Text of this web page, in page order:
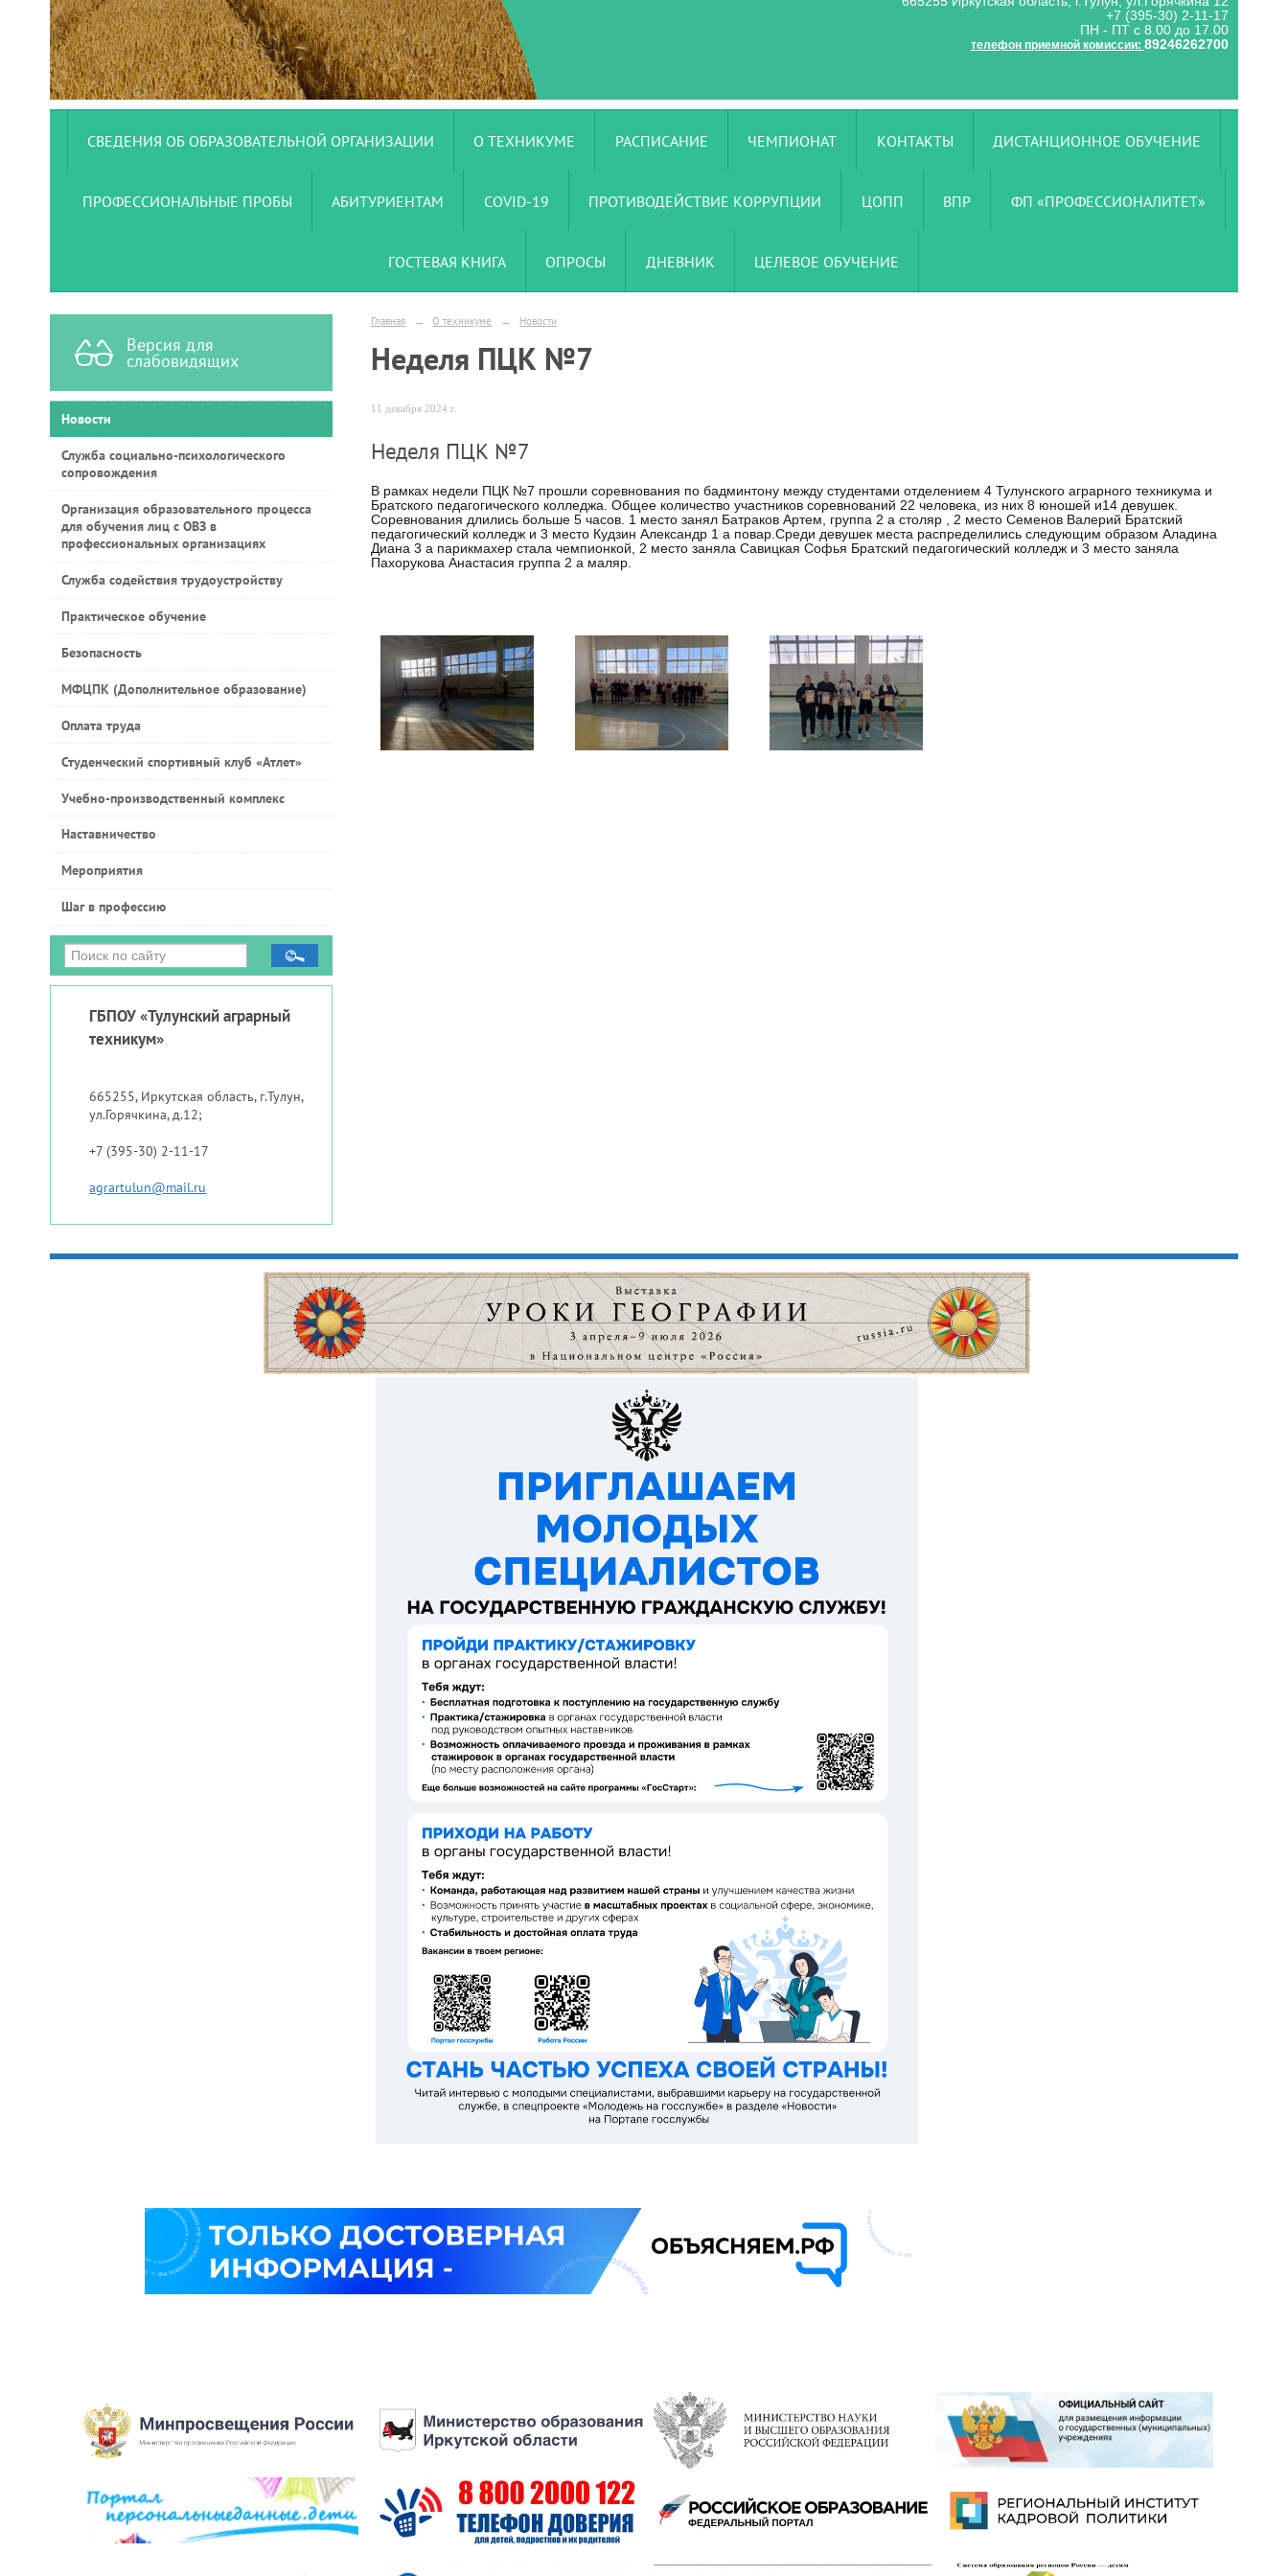
+7 (395-30) 2-11-17
ПН - ПТ с 8.00 до 17.00
телефон приемной комиссии: 89246262700
СВЕДЕНИЯ ОБ ОБРАЗОВАТЕЛЬНОЙ ОРГАНИЗАЦИИ О ТЕХНИКУМЕ РАСПИСАНИЕ ЧЕМПИОНАТ КОНТАКТЫ ДИСТАНЦИОННОЕ ОБУЧЕНИЕ
ПРОФЕССИОНАЛЬНЫЕ ПРОБЫ АБИТУРИЕНТАМ COVID-19 ПРОТИВОДЕЙСТВИЕ КОРРУПЦИИ ЦОПП ВПР ФП «ПРОФЕССИОНАЛИТЕТ»
ГОСТЕВАЯ КНИГА ОПРОСЫ ДНЕВНИК ЦЕЛЕВОЕ ОБУЧЕНИЕ
Версия для
слабовидящих
Новости
Служба социально-психологического
сопровождения
Организация образовательного процесса
для обучения лиц с ОВЗ в
профессиональных организациях
Служба содействия трудоустройству
Практическое обучение
Безопасность
МФЦПК (Дополнительное образование)
Оплата труда
Студенческий спортивный клуб «Атлет»
Учебно-производственный комплекс
Наставничество
Мероприятия
Шаг в профессию
ГБПОУ «Тулунский аграрный
техникум»
665255, Иркутская область, г.Тулун,
ул.Горячкина, д.12;
+7 (395-30) 2-11-17
agrartulun@mail.ru
Главная → О техникуме → Новости
Неделя ПЦК №7
11 декабря 2024 г.
Неделя ПЦК №7
В рамках недели ПЦК №7 прошли соревнования по бадминтону между студентами отделением 4 Тулунского аграрного техникума и
Братского педагогического колледжа. Общее количество участников соревнований 22 человека, из них 8 юношей и14 девушек.
Соревнования длились больше 5 часов. 1 место занял Батраков Артем, группа 2 а столяр , 2 место Семенов Валерий Братский
педагогический колледж и 3 место Кудзин Александр 1 а повар.Среди девушек места распределились следующим образом Аладина
Диана 3 а парикмахер стала чемпионкой, 2 место заняла Савицкая Софья Братский педагогический колледж и 3 место заняла
Пахорукова Анастасия группа 2 а маляр.